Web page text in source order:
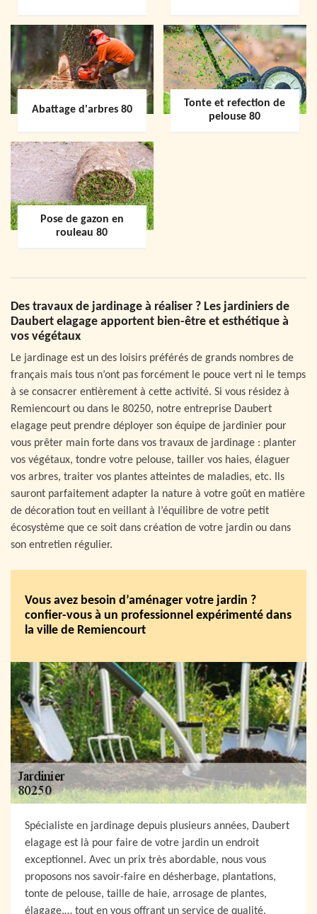
Abattage d'arbres 80
Tonte et refection de
pelouse 80
Pose de gazon en
rouleau 80
Des travaux de jardinage à réaliser ? Les jardiniers de
Daubert elagage apportent bien-être et esthétique à
vos végétaux
Le jardinage est un des loisirs préférés de grands nombres de
français mais tous n’ont pas forcément le pouce vert ni le temps
à se consacrer entièrement à cette activité. Si vous résidez à
Remiencourt ou dans le 80250, notre entreprise Daubert
elagage peut prendre déployer son équipe de jardinier pour
vous prêter main forte dans vos travaux de jardinage : planter
vos végétaux, tondre votre pelouse, tailler vos haies, élaguer
vos arbres, traiter vos plantes atteintes de maladies, etc. Ils
sauront parfaitement adapter la nature à votre goût en matière
de décoration tout en veillant à l’équilibre de votre petit
écosystème que ce soit dans création de votre jardin ou dans
son entretien régulier.
Vous avez besoin d’aménager votre jardin ?
confier-vous à un professionnel expérimenté dans
la ville de Remiencourt
Spécialiste en jardinage depuis plusieurs années, Daubert
elagage est là pour faire de votre jardin un endroit
exceptionnel. Avec un prix très abordable, nous vous
proposons nos savoir-faire en désherbage, plantations,
tonte de pelouse, taille de haie, arrosage de plantes,
élagage,… tout en vous offrant un service de qualité.